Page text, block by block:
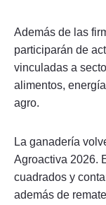
Además de las
participarán de
vinculadas a
alimentos,
agro.
La ganadería
Agroactiva 2026.
cuadrados y
además de